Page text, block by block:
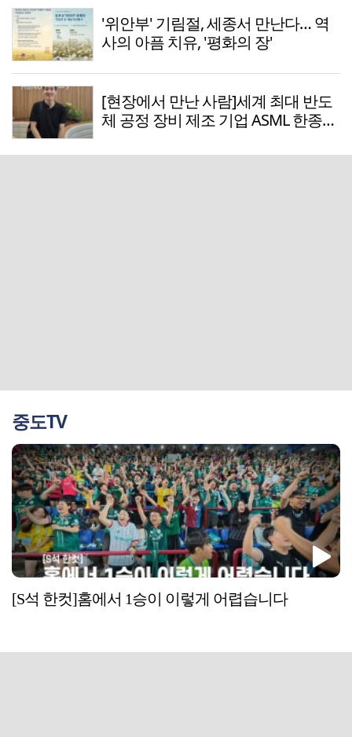
'위안부' 기림절, 세종서 만난다… 역
사의 아픔 치유, '평화의 장'
[현장에서 만난 사람]세계 최대 반도
체 공정 장비 제조 기업 ASML 한종호
중도TV
[S석 한컷]홈에서 1승이 이렇게 어렵습니다